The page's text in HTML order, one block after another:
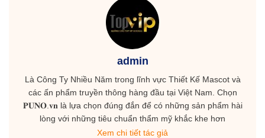
admin
Là Công Ty Nhiều Năm trong lĩnh vực Thiết Kế Mascot và
các ấn phẩm truyền thông hàng đầu tại Việt Nam. Chọn
𝐏𝐔𝐍𝐎.𝐯𝐧 là lựa chọn đúng đắn để có những sản phẩm hài
lòng với những tiêu chuẩn thẩm mỹ khắc khe hơn
Xem chi tiết tác giả